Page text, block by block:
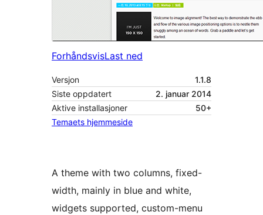
ForhåndsvisLast ned
Versjon
1.1.8
Siste oppdatert
2. januar 2014
Aktive installasjoner
50+
Temaets hjemmeside
A theme with two columns, fixed-
width, mainly in blue and white,
widgets supported, custom-menu